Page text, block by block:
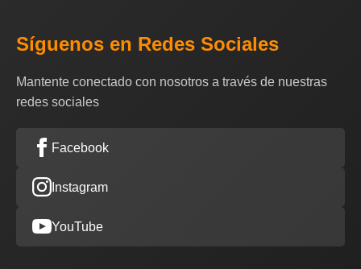
Síguenos en Redes Sociales
Mantente conectado con nosotros a través de nuestras
redes sociales
Facebook
Instagram
YouTube